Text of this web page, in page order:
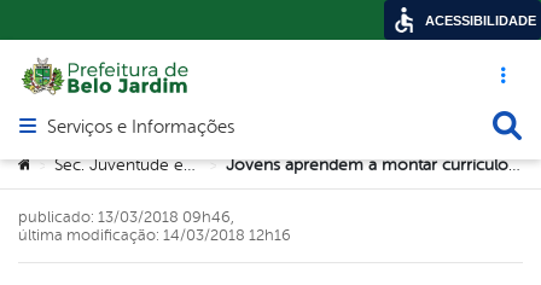
Acesso
Abrir menu principal de navegação
Serviços e Informações
Você está aqui:
> Sec. Juventude e Trabalho > Jovens aprendem a montar currículo em curso da Secretaria de Juventude e Trabalho
publicado: 13/03/2018 09h46,
última modificação: 14/03/2018 12h16
ACESSIBILIDADE